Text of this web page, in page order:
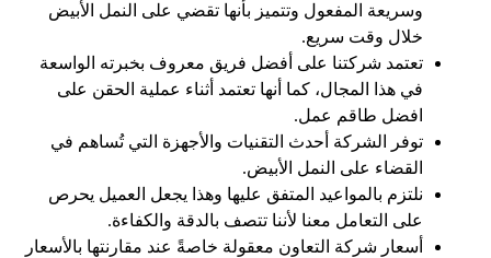
وسريعة المفعول وتتميز بأنها تقضي على النمل الأبيض
خلال وقت سريع.
تعتمد شركتنا على أفضل فريق معروف بخبرته الواسعة
في هذا المجال، كما أنها تعتمد أثناء عملية الحقن على
افضل طاقم عمل.
توفر الشركة أحدث التقنيات والأجهزة التي تُساهم في
القضاء على النمل الأبيض.
نلتزم بالمواعيد المتفق عليها وهذا يجعل العميل يحرص
على التعامل معنا لأننا تتصف بالدقة والكفاءة.
أسعار شركة التعاون معقولة خاصةً عند مقارنتها بالأسعار